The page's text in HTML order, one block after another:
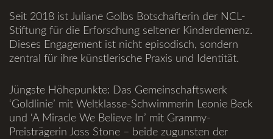
Seit 2018 ist Juliane Golbs Botschafterin der NCL-
Stiftung für die Erforschung seltener Kinderdemenz.
Dieses Engagement ist nicht episodisch, sondern
zentral für ihre künstlerische Praxis und Identität.
Jüngste Höhepunkte: Das Gemeinschaftswerk
‘Goldlinie’ mit Weltklasse-Schwimmerin Leonie Beck
und ‘A Miracle We Believe In’ mit Grammy-
Preisträgerin Joss Stone – beide zugunsten der